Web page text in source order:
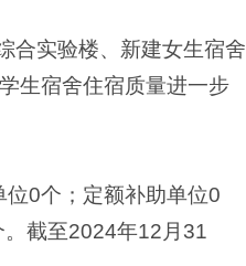
合实验楼、新建女生宿舍
生宿舍住宿质量进一步
0个；定额补助单位0
截至2024年12月31